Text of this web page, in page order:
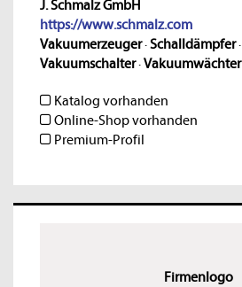
J. Schmalz GmbH
https://www.schmalz.com
Vakuumerzeuger·Schalldämpfer·
Vakuumschalter·Vakuumwächter
Katalog vorhanden
Online-Shop vorhanden
Premium-Profil
Firmenlogo